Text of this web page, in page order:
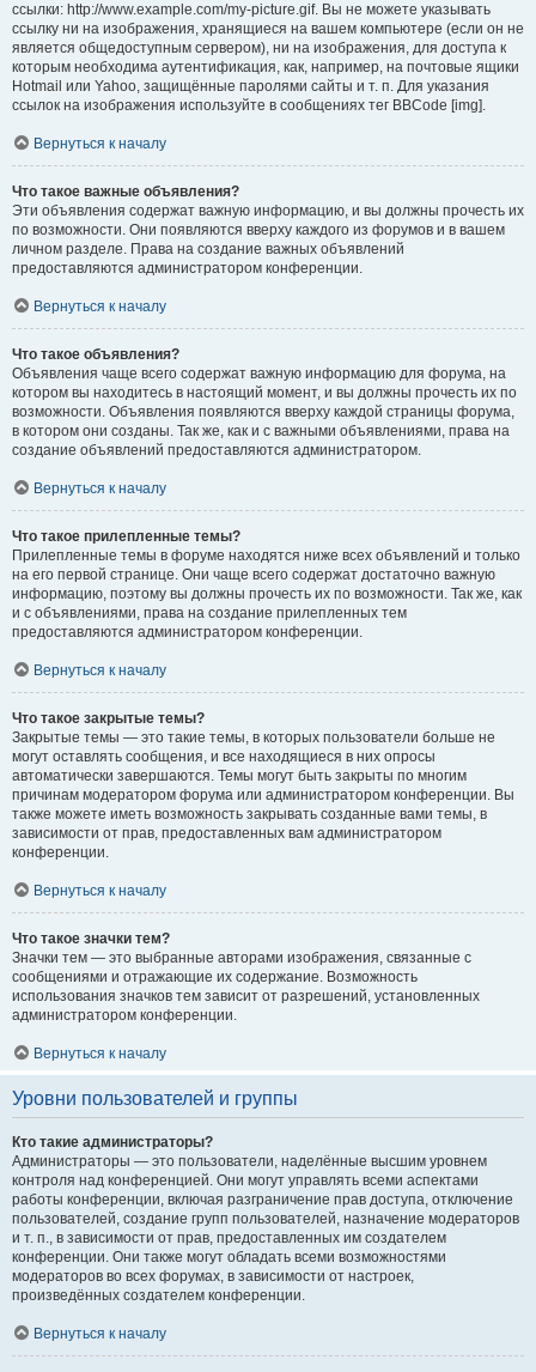
ссылки: http://www.example.com/my-picture.gif. Вы не можете указывать
ссылку ни на изображения, хранящиеся на вашем компьютере (если он не
является общедоступным сервером), ни на изображения, для доступа к
которым необходима аутентификация, как, например, на почтовые ящики
Hotmail или Yahoo, защищённые паролями сайты и т. п. Для указания
ссылок на изображения используйте в сообщениях тег BBCode [img].
Вернуться к началу
Что такое важные объявления?
Эти объявления содержат важную информацию, и вы должны прочесть их
по возможности. Они появляются вверху каждого из форумов и в вашем
личном разделе. Права на создание важных объявлений
предоставляются администратором конференции.
Вернуться к началу
Что такое объявления?
Объявления чаще всего содержат важную информацию для форума, на
котором вы находитесь в настоящий момент, и вы должны прочесть их по
возможности. Объявления появляются вверху каждой страницы форума,
в котором они созданы. Так же, как и с важными объявлениями, права на
создание объявлений предоставляются администратором.
Вернуться к началу
Что такое прилепленные темы?
Прилепленные темы в форуме находятся ниже всех объявлений и только
на его первой странице. Они чаще всего содержат достаточно важную
информацию, поэтому вы должны прочесть их по возможности. Так же, как
и с объявлениями, права на создание прилепленных тем
предоставляются администратором конференции.
Вернуться к началу
Что такое закрытые темы?
Закрытые темы — это такие темы, в которых пользователи больше не
могут оставлять сообщения, и все находящиеся в них опросы
автоматически завершаются. Темы могут быть закрыты по многим
причинам модератором форума или администратором конференции. Вы
также можете иметь возможность закрывать созданные вами темы, в
зависимости от прав, предоставленных вам администратором
конференции.
Вернуться к началу
Что такое значки тем?
Значки тем — это выбранные авторами изображения, связанные с
сообщениями и отражающие их содержание. Возможность
использования значков тем зависит от разрешений, установленных
администратором конференции.
Вернуться к началу
Уровни пользователей и группы
Кто такие администраторы?
Администраторы — это пользователи, наделённые высшим уровнем
контроля над конференцией. Они могут управлять всеми аспектами
работы конференции, включая разграничение прав доступа, отключение
пользователей, создание групп пользователей, назначение модераторов
и т. п., в зависимости от прав, предоставленных им создателем
конференции. Они также могут обладать всеми возможностями
модераторов во всех форумах, в зависимости от настроек,
произведённых создателем конференции.
Вернуться к началу